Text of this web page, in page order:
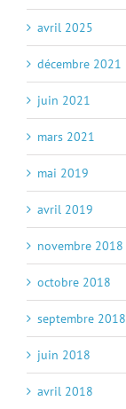
avril 2025
décembre 2021
juin 2021
mars 2021
mai 2019
avril 2019
novembre 2018
octobre 2018
septembre 2018
juin 2018
avril 2018